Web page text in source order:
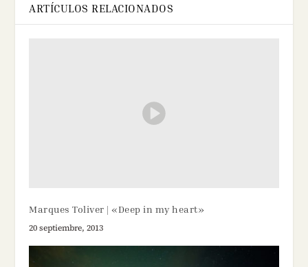
ARTÍCULOS RELACIONADOS
Marques Toliver | «Deep in my heart»
20 septiembre, 2013